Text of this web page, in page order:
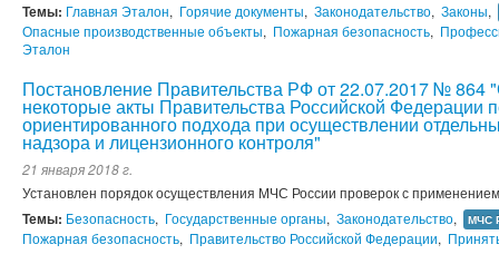
Темы: Главная Эталон, Горячие документы, Законодательство, Законы,
Опасные производственные объекты, Пожарная безопасность,
Эталон
Постановление Правительства РФ от 22.07.2017 № 864
некоторые акты Правительства Российской Федерации
ориентированного подхода при осуществлении
надзора и лицензионного контроля"
21 января 2018 г.
Установлен порядок осуществления МЧС России проверок с
Темы: Безопасность, Государственные органы, Законодательство, МЧС
Пожарная безопасность, Правительство Российской Федерации,